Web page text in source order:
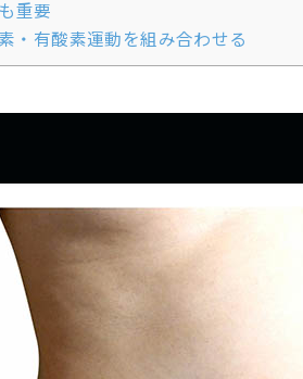
重要
・有酸素運動を組み合わせる